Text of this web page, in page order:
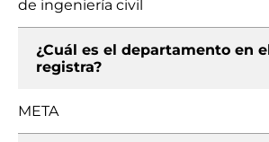
de ingeniería civil
¿Cuál es el departamento en
registra?
META